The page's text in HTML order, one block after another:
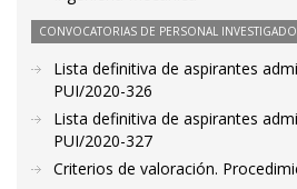
CONVOCATORIAS DE PERSONAL
Lista definitiva de aspirantes
PUI/2020-326
Lista definitiva de aspirantes
PUI/2020-327
Criterios de valoración.